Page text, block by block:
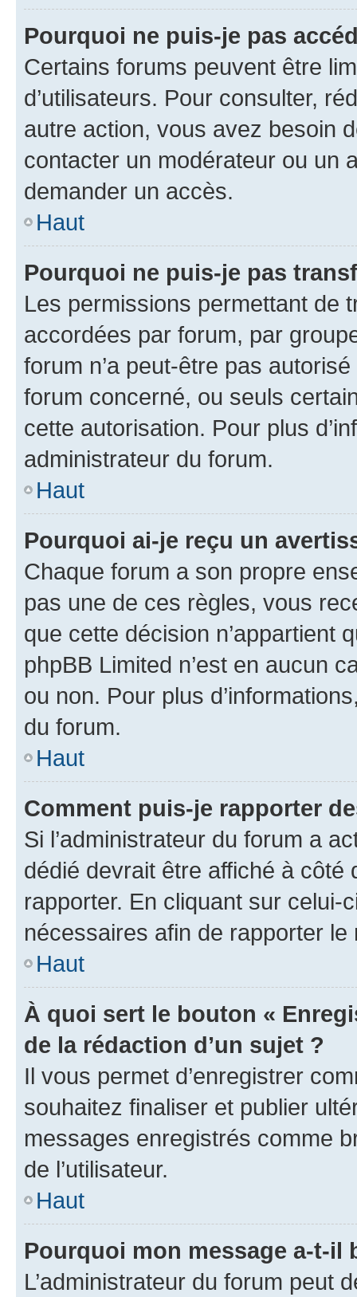
Pourquoi ne puis-je pas
Certains forums peuvent être
d’utilisateurs. Pour consulter,
autre action, vous avez besoin
contacter un modérateur ou un
demander un accès.
Haut
Pourquoi ne puis-je pas
Les permissions permettant de
accordées par forum, par
forum n’a peut-être pas
forum concerné, ou seuls
cette autorisation. Pour plus
administrateur du forum.
Haut
Pourquoi ai-je reçu un
Chaque forum a son propre
pas une de ces règles, vous
que cette décision n’appartient
phpBB Limited n’est en aucun
ou non. Pour plus
du forum.
Haut
Comment puis-je rapporter
Si l’administrateur du forum a
dédié devrait être affiché à
rapporter. En cliquant sur
nécessaires afin de rapporter le
Haut
À quoi sert le bouton «
de la rédaction d’un sujet ?
Il vous permet d’enregistrer
souhaitez finaliser et publier
messages enregistrés comme
de l’utilisateur.
Haut
Pourquoi mon message a-t-il
L’administrateur du forum peut